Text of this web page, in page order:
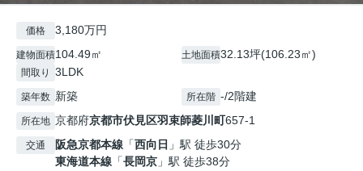
価格 3,180万円
建物面積104.49㎡ 土地面積32.13坪(106.23㎡)
間取り 3LDK
築年数 新築 所在階 -/2階建
所在地 京都府京都市伏見区羽束師菱川町657-1
交通 阪急京都本線 「西向日 」駅 徒歩30分
東海道本線 「長岡京 」駅 徒歩38分